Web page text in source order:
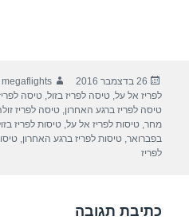
פורסם
בתאריך
26 בדצמבר 2016 מחבר
megaflights
לפריז אל על,טיסה לפריז בזול,טיסה
טיסה לפריז ברגע האחרון,טיסה לפריז
מחר,טיסות לפריז אל על,טיסות לפריז
בפברואר,טיסות לפריז ברגע האחרון,
לפריז
כתיבת תגובה